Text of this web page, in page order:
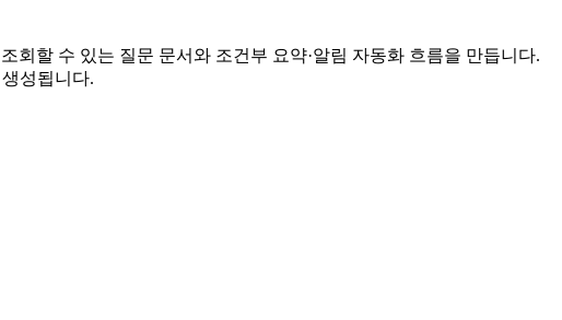
회할 수 있는 질문 문서와 조건부 요약·알림 자동화 흐름을 만듭니다.
성됩니다.